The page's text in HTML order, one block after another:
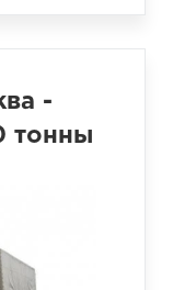
-
тонны